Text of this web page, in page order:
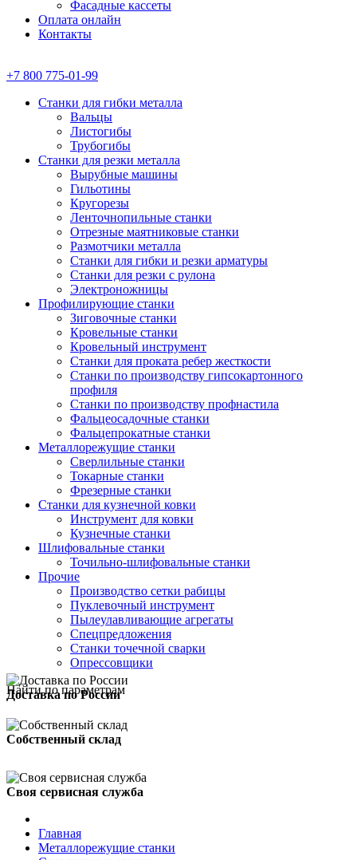
Фасадные кассеты
Оплата онлайн
Контакты
+7 800 775-01-99
Станки для гибки металла
Вальцы
Листогибы
Трубогибы
Станки для резки металла
Вырубные машины
Гильотины
Кругорезы
Ленточнопильные станки
Отрезные маятниковые станки
Размотчики металла
Станки для гибки и резки арматуры
Станки для резки с рулона
Электроножницы
Профилирующие станки
Зиговочные станки
Кровельные станки
Кровельный инструмент
Станки для проката ребер жесткости
Станки по производству гипсокартонного
профиля
Станки по производству профнастила
Фальцеосадочные станки
Фальцепрокатные станки
Металлорежущие станки
Сверлильные станки
Токарные станки
Фрезерные станки
Станки для кузнечной ковки
Инструмент для ковки
Кузнечные станки
Шлифовальные станки
Точильно-шлифовальные станки
Прочие
Производство сетки рабицы
Пуклевочный инструмент
Пылеулавливающие агрегаты
Спецпредложения
Станки точечной сварки
Опрессовщики
Найти по параметрам
Доставка по России
Собственный склад
Своя сервисная служба
Главная
Металлорежущие станки